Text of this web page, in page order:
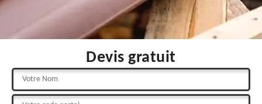
Devis gratuit